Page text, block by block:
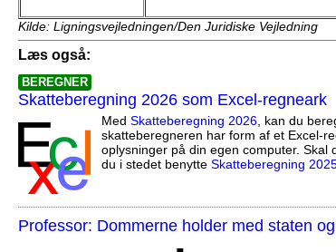
Kilde: Ligningsvejledningen/Den Juridiske Vejledning
Læs også:
BEREGNER
Skatteberegning 2026 som Excel-regneark
Med Skatteberegning 2026 , kan du
skatteberegneren har form af et Excel-
oplysninger på din egen computer.
du i stedet benytte Skatteberegning
Professor: Dommerne holder med staten